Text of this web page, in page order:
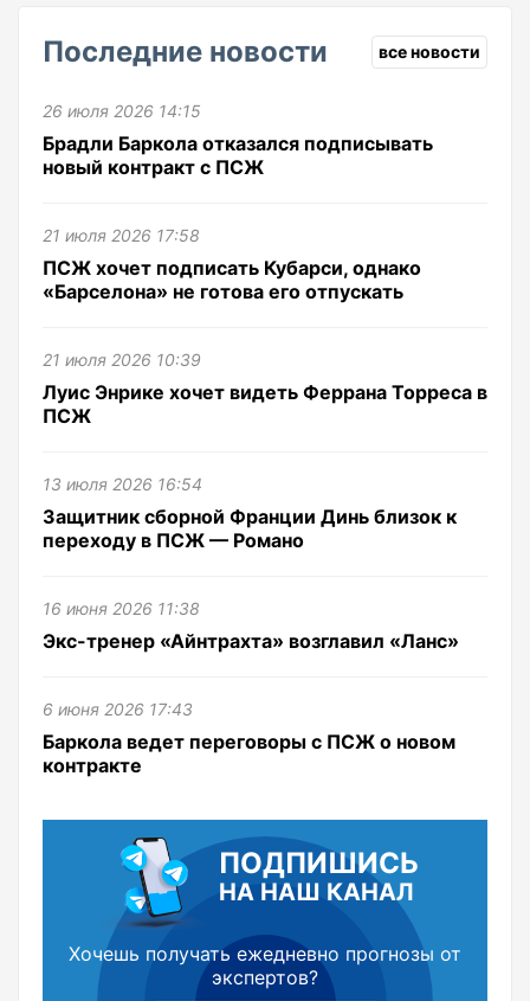
Последние новости все новости
26 июля 2026 14:15
Брадли Баркола отказался подписывать
новый контракт с ПСЖ
21 июля 2026 17:58
ПСЖ хочет подписать Кубарси, однако
«Барселона» не готова его отпускать
21 июля 2026 10:39
Луис Энрике хочет видеть Феррана Торреса в
ПСЖ
13 июля 2026 16:54
Защитник сборной Франции Динь близок к
переходу в ПСЖ — Романо
16 июня 2026 11:38
Экс-тренер «Айнтрахта» возглавил «Ланс»
6 июня 2026 17:43
Баркола ведет переговоры с ПСЖ о новом
контракте
ПОДПИШИСЬ
НА НАШ КАНАЛ
Хочешь получать ежедневно прогнозы от
экспертов?